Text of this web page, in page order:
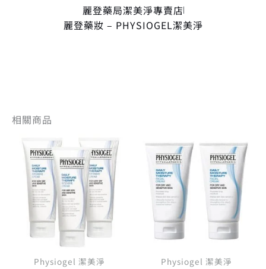
麗登藥局潔美淨專賣店
麗登藥妝 – PHYSIOGEL潔美淨
相關商品
Physiogel 潔美淨
原
始
價
格：
NT$ 3,600。 NT$ 2,592。
Physiogel 潔美淨
原
始
價
格：
NT$ 1,200